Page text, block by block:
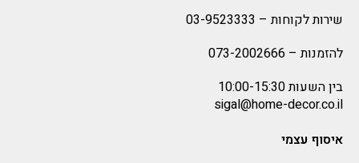
שירות לקוחות – 03-9523333
להזמנות – 073-2002666
בין השעות 10:00-15:30
sigal@home-decor.co.il
איסוף עצמי